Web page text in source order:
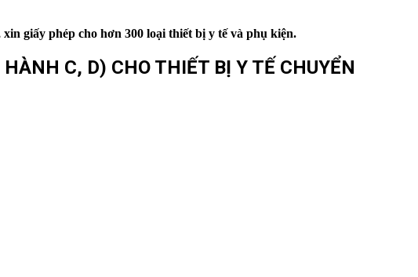
giấy phép cho hơn 300 loại thiết bị y tế và phụ kiện.
C, D) CHO THIẾT BỊ Y TẾ CHUYỂN